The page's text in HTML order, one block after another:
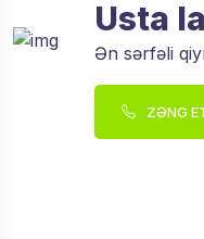
Usta
Ən sərfəli
ZƏNG